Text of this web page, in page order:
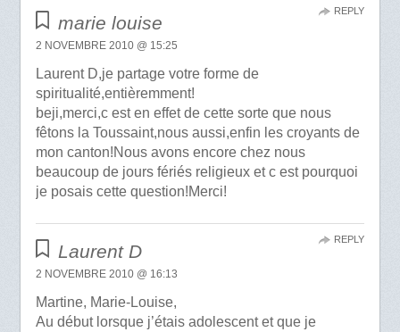
marie louise
2 NOVEMBRE 2010 @ 15:25
Laurent D,je partage votre forme de
spiritualité,entièremment!
beji,merci,c est en effet de cette sorte que nous
fêtons la Toussaint,nous aussi,enfin les croyants de
mon canton!Nous avons encore chez nous
beaucoup de jours fériés religieux et c est pourquoi
je posais cette question!Merci!
REPLY
Laurent D
2 NOVEMBRE 2010 @ 16:13
Martine, Marie-Louise,
Au début lorsque j’étais adolescent et que je
REPLY